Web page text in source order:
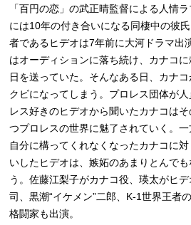
「百円の恋」の武正晴監督による人情
には10年の付き合いになる同棲中の彼
者であるヒデオは7年前に大河ドラマ出
はオーディションに落ち続け、 カナコ
日を送っていた。 そんなある日、 カナ
クビになってしまう。 プロレス団体が
レス好きのヒデオから聞いたカナコはそ
つプロレスの世界に魅了されていく。
自分に構ってくれなくなったカナコに
いしたヒデオは、嫉妬のあまりとんで
う。佐藤江梨子がカナコ役、瑛太がヒ
司、黒潮“イケメン”二郎、K-1世界王者
格闘家も出演。